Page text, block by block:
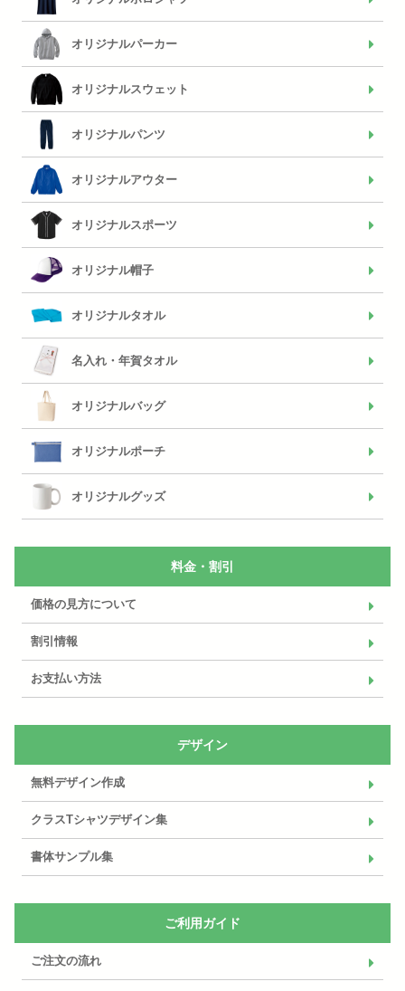
オリジナルパーカー
オリジナルスウェット
オリジナルパンツ
オリジナルアウター
オリジナルスポーツ
オリジナル帽子
オリジナルタオル
名入れ・年賀タオル
オリジナルバッグ
オリジナルポーチ
オリジナルグッズ
料金・割引
価格の見方について
割引情報
お支払い方法
デザイン
無料デザイン作成
クラスTシャツデザイン集
書体サンプル集
ご利用ガイド
ご注文の流れ